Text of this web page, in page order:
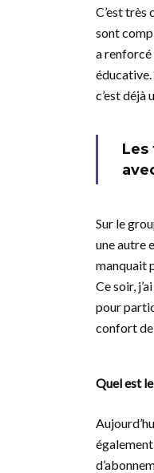
C’est très
sont
a renforcé
c’est déjà
Les
Sur le
une autre
manquait
Ce soir,
pour
confort de
Quel est